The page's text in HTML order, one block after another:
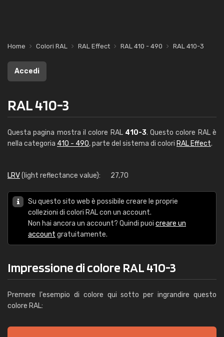
Home Colori RAL RAL Effect RAL 410 - 490 RAL 410-3
Accedi
RAL 410-3
Questa pagina mostra il colore RAL 410-3. Questo colore RAL è
nella categoria 410 - 490, parte del sistema di colori RAL Effect.
LRV(light reflectance value): 27,70
Su questo sito web è possibile creare le proprie
collezioni di colori RAL con un account.
Non hai ancora un account? Quindi puoi creare un
account gratuitamente.
Impressione di colore RAL 410-3
Premere l'esempio di colore qui sotto per ingrandire questo
colore RAL: